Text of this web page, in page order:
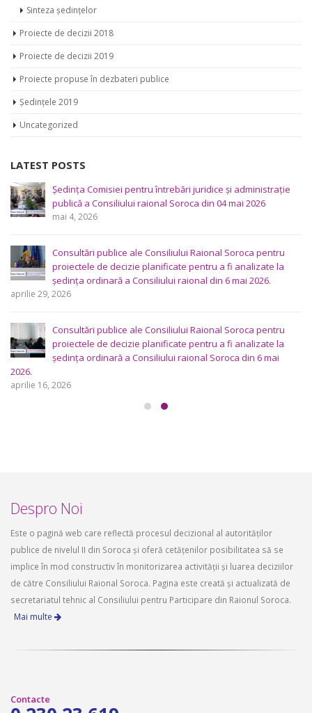
Sinteza ședințelor
Proiecte de decizii 2018
Proiecte de decizii 2019
Proiecte propuse în dezbateri publice
Ședințele 2019
Uncategorized
LATEST POSTS
Ședința Comisiei pentru întrebări juridice şi administraţie
publică a Consiliului raional Soroca din 04 mai 2026
mai 4, 2026
Consultări publice ale Consiliului Raional Soroca pentru
proiectele de decizie planificate pentru a fi analizate la
ședința ordinară a Consiliului raional din 6 mai 2026.
aprilie 29, 2026
Consultări publice ale Consiliului Raional Soroca pentru
proiectele de decizie planificate pentru a fi analizate la
ședința ordinară a Consiliului raional Soroca din 6 mai
2026.
aprilie 16, 2026
Despro Noi
Este o pagină web care reflectă procesul decizional al autorităților
publice de nivelul II din Soroca și oferă cetățenilor posibilitatea să se
implice în mod constructiv în monitorizarea activității și luarea deciziilor
de către Consiliului Raional Soroca. Pagina este creată și actualizată de
secretariatul tehnic al Consiliului pentru Participare din Raionul Soroca.
Contacte